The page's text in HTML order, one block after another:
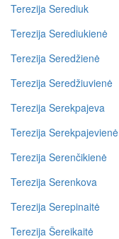
Terezija Serediuk
Terezija Serediukienė
Terezija Seredžienė
Terezija Seredžiuvienė
Terezija Serekpajeva
Terezija Serekpajevienė
Terezija Serenčikienė
Terezija Serenkova
Terezija Serepinaitė
Terezija Šereikaitė